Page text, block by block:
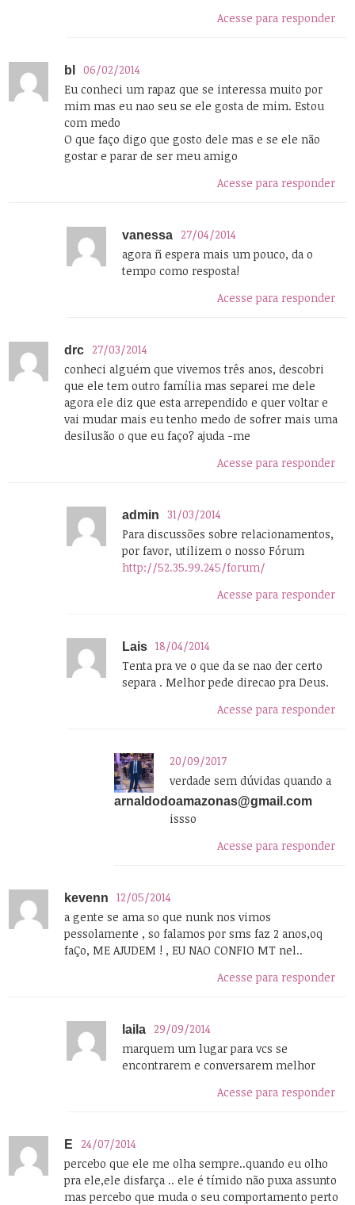
Acesse para responder
bl
06/02/2014
Eu conheci um rapaz que se interessa muito por
mim mas eu nao seu se ele gosta de mim. Estou
com medo
O que faço digo que gosto dele mas e se ele não
gostar e parar de ser meu amigo
Acesse para responder
vanessa
27/04/2014
agora ñ espera mais um pouco, da o
tempo como resposta!
Acesse para responder
drc
27/03/2014
conheci alguém que vivemos três anos, descobri
que ele tem outro família mas separei me dele
agora ele diz que esta arrependido e quer voltar e
vai mudar mais eu tenho medo de sofrer mais uma
desilusão o que eu faço? ajuda -me
Acesse para responder
admin
31/03/2014
Para discussões sobre relacionamentos,
por favor, utilizem o nosso Fórum
http://52.35.99.245/forum/
Acesse para responder
Lais
18/04/2014
Tenta pra ve o que da se nao der certo
separa . Melhor pede direcao pra Deus.
Acesse para responder
arnaldodoamazonas@gmail.com
20/09/2017
verdade sem dúvidas quando a
issso
Acesse para responder
kevenn
12/05/2014
a gente se ama so que nunk nos vimos
pessolamente , so falamos por sms faz 2 anos,oq
faÇo, ME AJUDEM ! , EU NAO CONFIO MT nel..
Acesse para responder
laila
29/09/2014
marquem um lugar para vcs se
encontrarem e conversarem melhor
Acesse para responder
E
24/07/2014
percebo que ele me olha sempre..quando eu olho
pra ele,ele disfarça .. ele é tímido não puxa assunto
mas percebo que muda o seu comportamento perto